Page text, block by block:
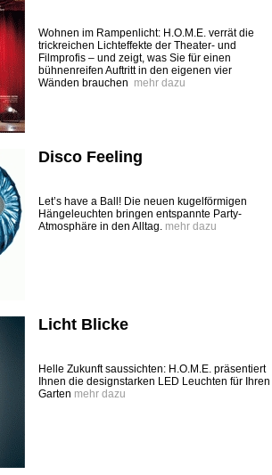
Wohnen im Rampenlicht: H.O.M.E. verrät die
trickreichen Lichteffekte der Theater- und
Filmprofis – und zeigt, was Sie für einen
bühnenreifen Auftritt in den eigenen vier
Wänden brauchen mehr dazu
Disco Feeling
Let’s have a Ball! Die neuen kugelförmigen
Hängeleuchten bringen entspannte Party-
Atmosphäre in den Alltag. mehr dazu
Licht Blicke
Helle Zukunft saussichten: H.O.M.E. präsentiert
Ihnen die designstarken LED Leuchten für Ihren
Garten mehr dazu